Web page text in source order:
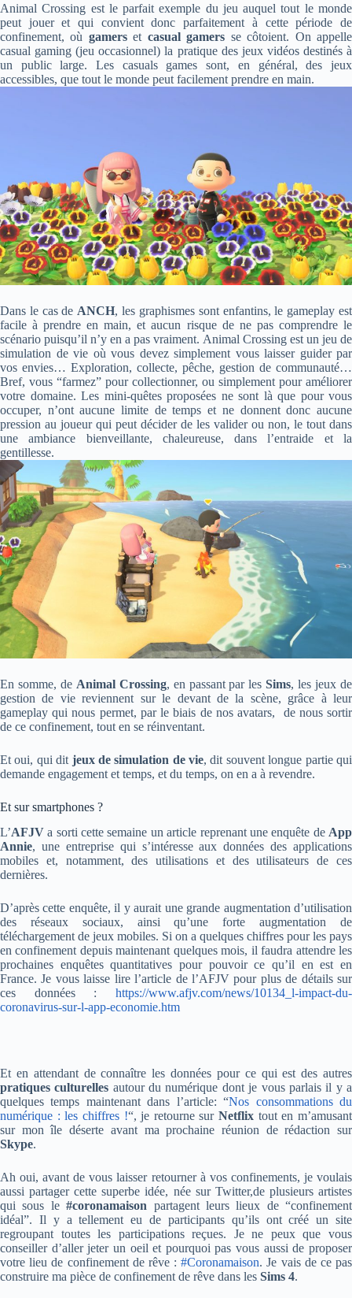
Animal Crossing est le parfait exemple du jeu auquel tout le monde
peut jouer et qui convient donc parfaitement à cette période de
confinement, où gamerset casual gamers se côtoient. On appelle
casual gaming (jeu occasionnel) la pratique des jeux vidéos destinés à
un public large. Les casuals games sont, en général, des jeux
accessibles, que tout le monde peut facilement prendre en main.
Dans le cas de ANCH, les graphismes sont enfantins, le gameplay est
facile à prendre en main, et aucun risque de ne pas comprendre le
scénario puisqu’il n’y en a pas vraiment. Animal Crossing est un jeu de
simulation de vie où vous devez simplement vous laisser guider par
vos envies… Exploration, collecte, pêche, gestion de communauté…
Bref, vous “farmez” pour collectionner, ou simplement pour améliorer
votre domaine. Les mini-quêtes proposées ne sont là que pour vous
occuper, n’ont aucune limite de temps et ne donnent donc aucune
pression au joueur qui peut décider de les valider ou non, le tout dans
une ambiance bienveillante, chaleureuse, dans l’entraide et la
gentillesse.
En somme, de Animal Crossing, en passant par lesSims, les jeux de
gestion de vie reviennent sur le devant de la scène, grâce à leur
gameplay qui nous permet, par le biais de nos avatars, de nous sortir
de ce confinement, tout en se réinventant.
Et oui, qui dit jeux de simulation de vie, dit souvent longue partie qui
demande engagement et temps, et du temps, on en a à revendre.
Et sur smartphones ?
L’AFJV a sorti cette semaine un article reprenant une enquête de App
Annie, une entreprise qui s’intéresse aux données des applications
mobiles et, notamment, des utilisations et des utilisateurs de ces
dernières.
D’après cette enquête, il y aurait une grande augmentation d’utilisation
des réseaux sociaux, ainsi qu’une forte augmentation de
téléchargement de jeux mobiles. Si on a quelques chiffres pour les pays
en confinement depuis maintenant quelques mois, il faudra attendre les
prochaines enquêtes quantitatives pour pouvoir ce qu’il en est en
France. Je vous laisse lire l’article de l’AFJV pour plus de détails sur
ces données : https://www.afjv.com/news/10134_l-impact-du-
coronavirus-sur-l-app-economie.htm
Et en attendant de connaître les données pour ce qui est des autres
pratiques culturelles autour du numérique dont je vous parlais il y a
quelques temps maintenant dans l’article: “Nos consommations du
numérique : les chiffres !“, je retourne surNetflix tout en m’amusant
sur mon île déserte avant ma prochaine réunion de rédaction sur
Skype.
Ah oui, avant de vous laisser retourner à vos confinements, je voulais
aussi partager cette superbe idée, née sur Twitter,de plusieurs artistes
qui sous le#coronamaison partagent leurs lieux de “confinement
idéal”. Il y a tellement eu de participants qu’ils ont créé un site
regroupant toutes les participations reçues. Je ne peux que vous
conseiller d’aller jeter un oeil et pourquoi pas vous aussi de proposer
votre lieu de confinement de rêve :#Coronamaison. Je vais de ce pas
construire ma pièce de confinement de rêve dans les Sims 4.